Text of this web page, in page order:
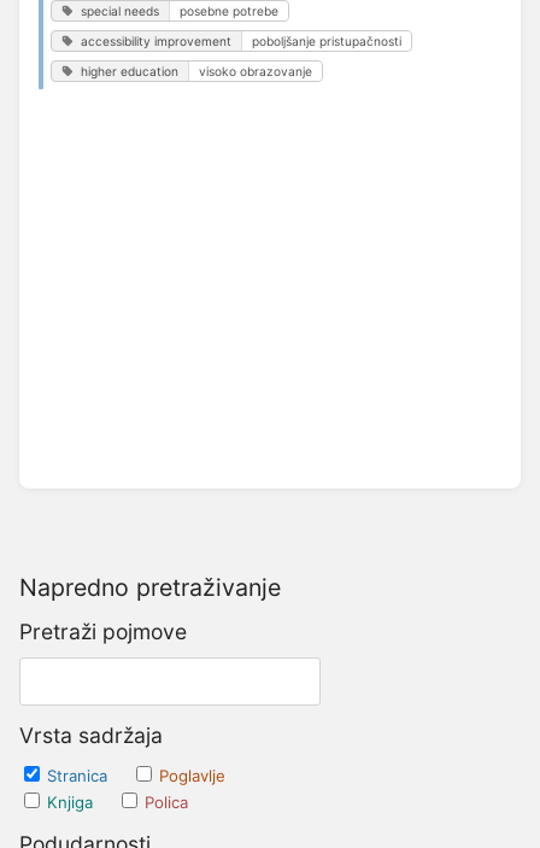
Napredno pretraživanje
Pretraži pojmove
Vrsta sadržaja
Stranica
Poglavlje
Knjiga
Polica
special needs posebne potrebe
accessibility improvement poboljšanje pristupačnosti
higher education visoko obrazovanje